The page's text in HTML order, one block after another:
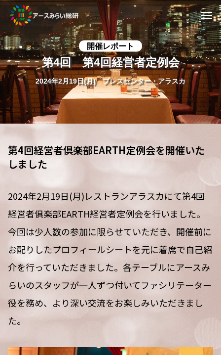
開催レポート
第4回 第4回経営者定例会
2024年2月19日(月) プレスセンター・アラスカ
第4回経営者倶楽部EARTH定例会を開催いた
しました
2024年2月19日(月)レストランアラスカにて第4回
経営者俱楽部EARTH経営者定例会を行いました。
今回は少人数の参加に限らせていただき、開催前に
お配りしたプロフィールシートを元に着席で自己紹
介を行っていただきました。各テーブルにアースみ
らいのスタッフが一人ずつ付いてファシリテーター
役を務め、より深い交流をお楽しみいただきまし
た。